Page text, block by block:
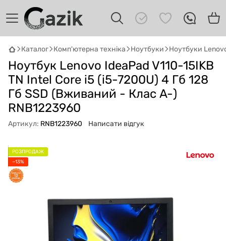
Каталог Комп'ютерна техніка Ноутбуки Ноутбуки
Ноутбук Lenovo IdeaPad V110-15IKB
TN Intel Core i5 (i5-7200U) 4 Гб 128
Гб SSD (Вживаний - Клас A-)
RNB1223960
Артикул: RNB1223960 Написати відгук
РОЗПРОДАЖ
−13%
GAZIK AI
Онлайн · пошук техніки
Привіт! 👋 Я Gazik AI — допоможу
підібрати вживану комп'ютерну техніку.
Що шукаєш?